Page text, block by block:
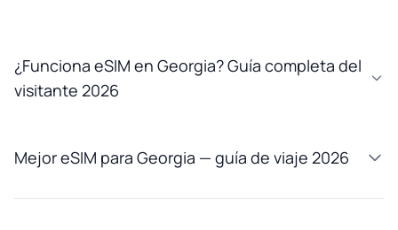
¿Funciona eSIM en Georgia? Guía completa del
visitante 2026
Mejor eSIM para Georgia — guía de viaje 2026